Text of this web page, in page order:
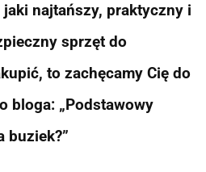
najtańszy, praktyczny i
sprzęt do
to zachęcamy Cię do
bloga: „Podstawowy
buziek?”